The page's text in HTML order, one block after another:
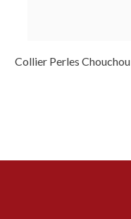
Collier Perles Chouchou